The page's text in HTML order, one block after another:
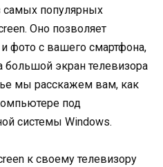
популярных
Оно позволяет
фото с вашего смартфона,
большой экран телевизора
мы расскажем вам, как
под
системы Windows.
к своему телевизору